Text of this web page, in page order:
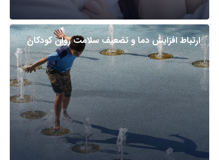
ارتباط افزایش دما و تضعیف سلامت روان کودکان